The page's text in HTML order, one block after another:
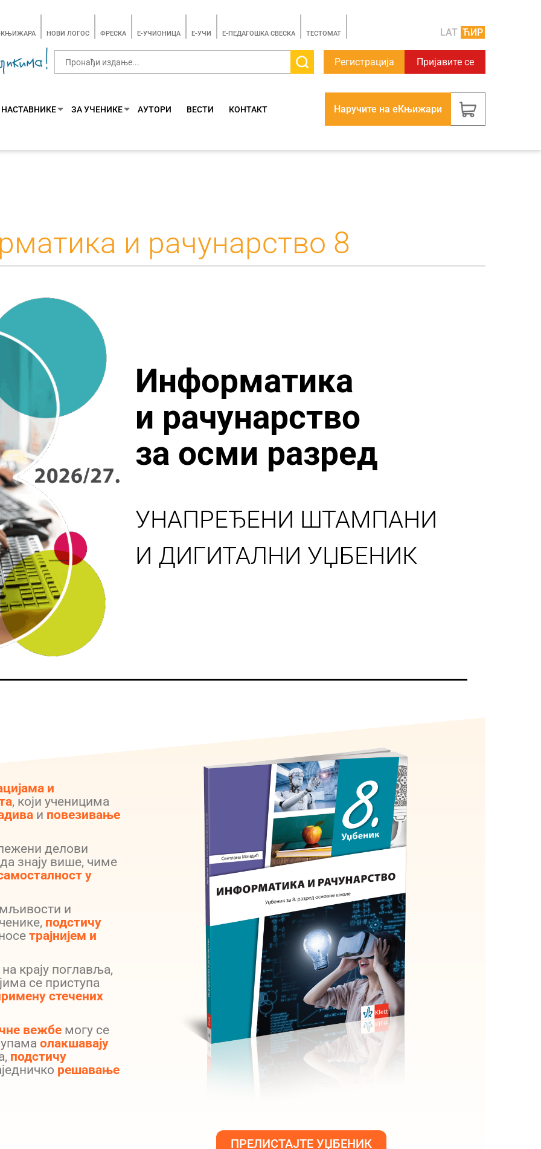
КЊИЖАРА НОВИ ЛОГОС ФРЕСКА E-УЧИОНИЦА E-УЧИ Е-ПЕДАГОШКА СВЕСКА TЕСТОМАТ LAT ЋИР
Регистрација Пријавите се
НАСТАВНИКЕ ЗА УЧЕНИКЕ АУТОРИ ВЕСТИ КОНТАКТ Наручите на еКњижари
и рачунарство 8
Информатика
и рачунарство
за осми разред
УНАПРЕЂЕНИ ШТАМПАНИ
И ДИГИТАЛНИ УЏБЕНИК
и
, који ученицима
и повезивање
делови
знају више, чиме
у
и
подстичу
трајнијем и
на крају поглавља,
се приступа
стечених
вежбe могу се
олакшавају
подстичу
решавање
ПРЕЛИСТАЈТЕ УЏБЕНИК